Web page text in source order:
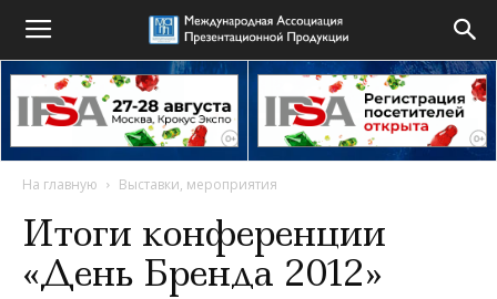
На главную Выставки, мероприятия
Итоги конференции
«День Бренда 2012»